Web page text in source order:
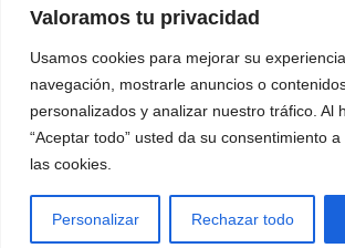
Valoramos tu privacidad
Usamos cookies para mejorar su
navegación, mostrarle anuncios o
personalizados y analizar nuestro tráfico. Al
“Aceptar todo” usted da su consentimiento
las cookies.
Personalizar Rechazar todo
visualizar la reforma de sus
iniciar la obra. Ofrecemos
altamente competitivos y una
renderizado excelente,
partner de confianza ideal
dimensiones.